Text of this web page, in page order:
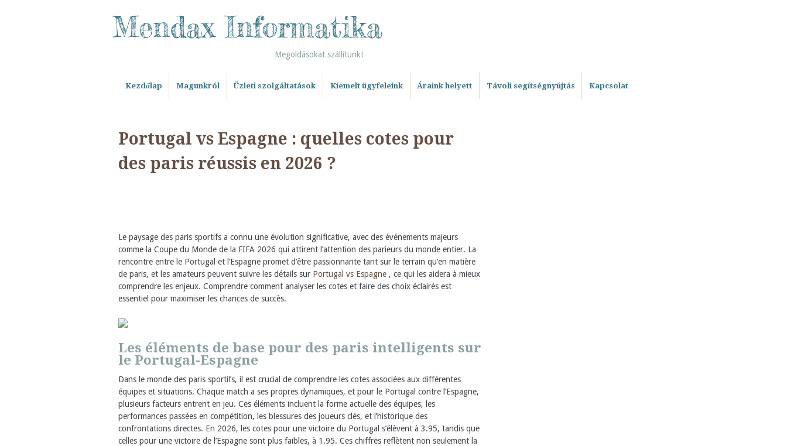
Mendax Informatika
Megoldásokat szállítunk!
Kezdőlap Magunkról Üzleti szolgáltatások Kiemelt ügyfeleink Áraink helyett Távoli segítségnyújtás Kapcsolat
Portugal vs Espagne : quelles cotes pour
des paris réussis en 2026 ?
Le paysage des paris sportifs a connu une évolution significative, avec des événements majeurs
comme la Coupe du Monde de la FIFA 2026 qui attirent l’attention des parieurs du monde entier. La
rencontre entre le Portugal et l’Espagne promet d’être passionnante tant sur le terrain qu’en matière
de paris, et les amateurs peuvent suivre les détails sur Portugal vs Espagne , ce qui les aidera à mieux
comprendre les enjeux. Comprendre comment analyser les cotes et faire des choix éclairés est
essentiel pour maximiser les chances de succès.
Les éléments de base pour des paris intelligents sur
le Portugal-Espagne
Dans le monde des paris sportifs, il est crucial de comprendre les cotes associées aux différentes
équipes et situations. Chaque match a ses propres dynamiques, et pour le Portugal contre l’Espagne,
plusieurs facteurs entrent en jeu. Ces éléments incluent la forme actuelle des équipes, les
performances passées en compétition, les blessures des joueurs clés, et l’historique des
confrontations directes. En 2026, les cotes pour une victoire du Portugal s’élèvent à 3.95, tandis que
celles pour une victoire de l’Espagne sont plus faibles, à 1.95. Ces chiffres reflètent non seulement la